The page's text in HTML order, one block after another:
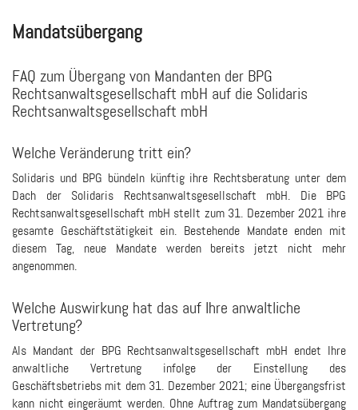
Mandatsübergang
FAQ zum Übergang von Mandanten der BPG
Rechtsanwaltsgesellschaft mbH auf die Solidaris
Rechtsanwaltsgesellschaft mbH
Welche Veränderung tritt ein?
Solidaris und BPG bündeln künftig ihre Rechtsberatung unter dem
Dach der Solidaris Rechtsanwaltsgesellschaft mbH. Die BPG
Rechtsanwaltsgesellschaft mbH stellt zum 31. Dezember 2021 ihre
gesamte Geschäftstätigkeit ein. Bestehende Mandate enden mit
diesem Tag, neue Mandate werden bereits jetzt nicht mehr
angenommen.
Welche Auswirkung hat das auf Ihre anwaltliche
Vertretung?
Als Mandant der BPG Rechtsanwaltsgesellschaft mbH endet Ihre
anwaltliche Vertretung infolge der Einstellung des
Geschäftsbetriebs mit dem 31. Dezember 2021; eine Übergangsfrist
kann nicht eingeräumt werden. Ohne Auftrag zum Mandatsübergang